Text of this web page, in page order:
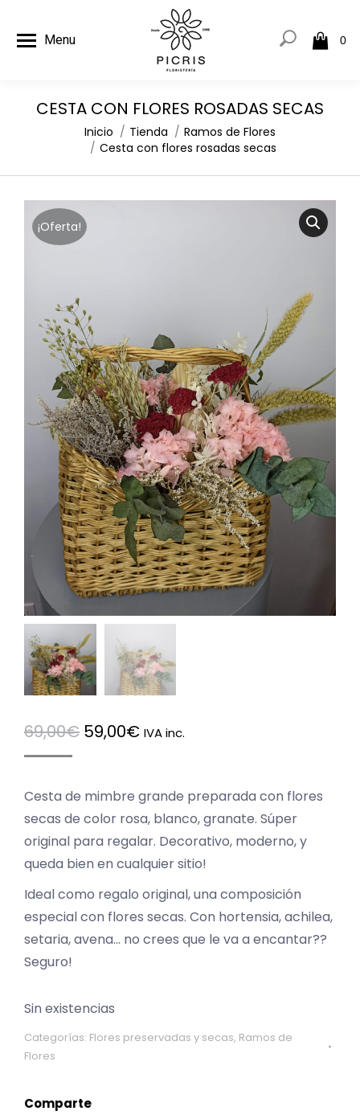
Menu 0
CESTA CON FLORES ROSADAS SECAS
Estás aquí:Inicio Tienda
Ramos de Flores
Cesta con flores rosadas secas
¡Oferta!
69,00€ El
era:
69,00€.
59,00€El
es:
59,00€.
IVA inc.
Cesta de mimbre grande preparada con flores
secas de color rosa, blanco, granate. Súper
original para regalar. Decorativo, moderno, y
queda bien en cualquier sitio!
Ideal como regalo original, una composición
especial con flores secas. Con hortensia, achilea,
setaria, avena… no crees que le va a encantar??
Seguro!
Sin existencias
Categorías: Flores preservadas y secas, Ramos de
Flores
Comparte